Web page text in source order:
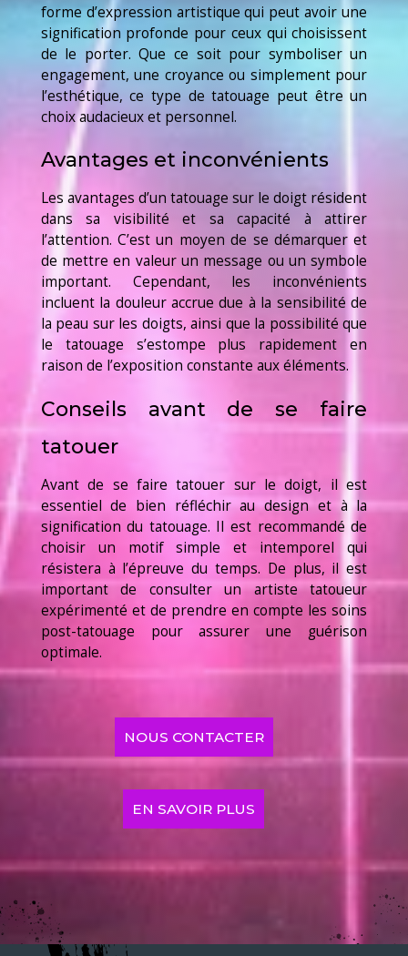
forme d’expression artistique qui peut avoir une
signification profonde pour ceux qui choisissent
de le porter. Que ce soit pour symboliser un
engagement, une croyance ou simplement pour
l’esthétique, ce type de tatouage peut être un
choix audacieux et personnel.
Avantages et inconvénients
Les avantages d’un tatouage sur le doigt résident
dans sa visibilité et sa capacité à attirer
l’attention. C’est un moyen de se démarquer et
de mettre en valeur un message ou un symbole
important. Cependant, les inconvénients
incluent la douleur accrue due à la sensibilité de
la peau sur les doigts, ainsi que la possibilité que
le tatouage s’estompe plus rapidement en
raison de l’exposition constante aux éléments.
Conseils avant de se faire
tatouer
Avant de se faire tatouer sur le doigt, il est
essentiel de bien réfléchir au design et à la
signification du tatouage. Il est recommandé de
choisir un motif simple et intemporel qui
résistera à l’épreuve du temps. De plus, il est
important de consulter un artiste tatoueur
expérimenté et de prendre en compte les soins
post-tatouage pour assurer une guérison
optimale.
NOUS CONTACTER
EN SAVOIR PLUS